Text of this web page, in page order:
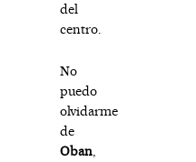
del
centro.
No
puedo
olvidarme
de
Oban